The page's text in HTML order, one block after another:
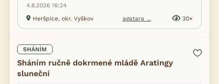
4.8.2026 16:24
Heršpice, okr. Vyškov
agatara_... 30×
SHÁNÍM
Sháním ručně dokrmené mládě Aratingy
sluneční